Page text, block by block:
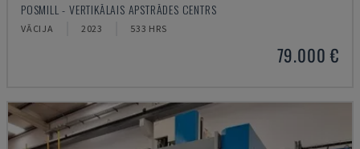
POSMILL - VERTIKĀLAIS APSTRĀDES CENTRS
VĀCIJA 2023 533 HRS
79.000 €